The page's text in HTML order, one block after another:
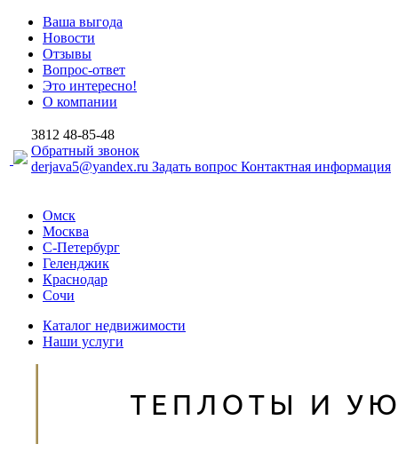
Ваша выгода
Новости
Отзывы
Вопрос-ответ
Это интересно!
О компании
3812 48-85-48
Обратный звонок
derjava5@yandex.ru Задать вопрос Контактная информация
Омск
Москва
С-Петербург
Геленджик
Краснодар
Сочи
Каталог недвижимости
Наши услуги